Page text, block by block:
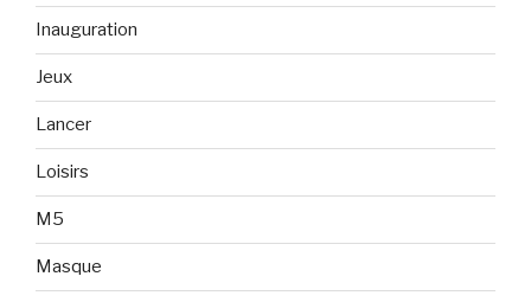
Inauguration
Jeux
Lancer
Loisirs
M5
Masque